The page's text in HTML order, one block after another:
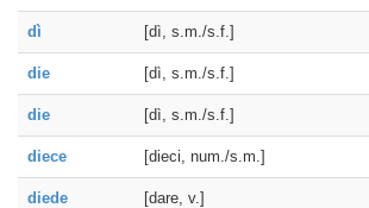
dì [dì, s.m./s.f.]
die [dì, s.m./s.f.]
die [dì, s.m./s.f.]
diece [dieci, num./s.m.]
diede [dare, v.]